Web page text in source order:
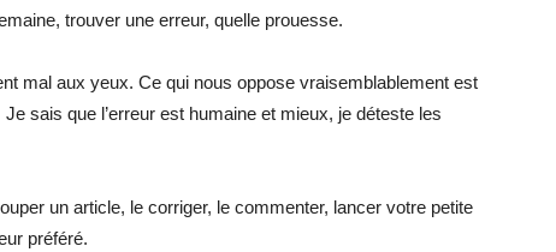
trouver une erreur, quelle prouesse.
mal aux yeux. Ce qui nous oppose vraisemblablement est
sais que l’erreur est humaine et mieux, je déteste les
un article, le corriger, le commenter, lancer votre petite
préféré.